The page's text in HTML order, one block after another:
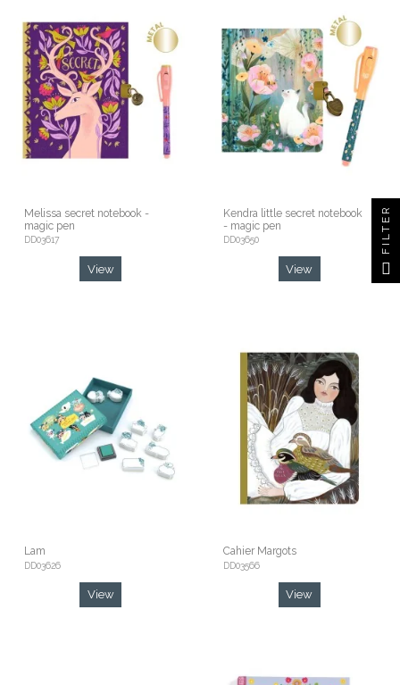
Melissa secret notebook -
magic pen
DD03617
View
Kendra little secret notebook
- magic pen
DD03650
View
Lam
DD03626
View
Cahier Margots
DD03566
View
FILTER